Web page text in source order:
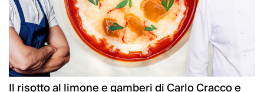
Il risotto al limone e gamberi di Carlo Cracco e